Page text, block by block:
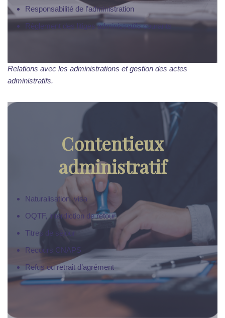
Responsabilité de l’administration
Règlement des litiges administratifs courants
Relations avec les administrations et gestion des actes
administratifs.
Contentieux
administratif
Naturalisation, visa
OQTF, interdiction de retour
Titres de séjour
Recours CNAPS
Refus ou retrait d’agrément